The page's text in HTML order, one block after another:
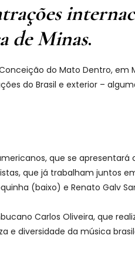
de Minas.
do Mato Dentro, em
do Brasil e exterior –
que se apresentará
que já trabalham juntos
(baixo) e Renato Galv
Carlos Oliveira, que
e diversidade da música